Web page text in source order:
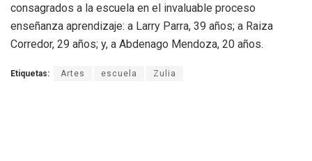
consagrados a la escuela en el invaluable proceso
enseñanza aprendizaje: a Larry Parra, 39 años; a Raiza
Corredor, 29 años; y, a Abdenago Mendoza, 20 años.
Etiquetas: Artes escuela Zulia